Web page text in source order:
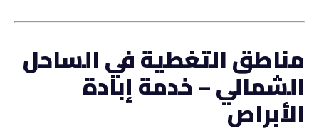
مناطق التغطية في الساحل
الشمالي – خدمة إبادة
الأبراص